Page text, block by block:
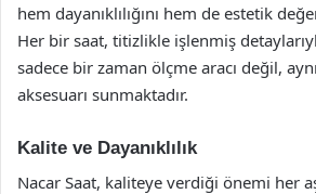
hem dayanıklılığını hem de estetik
Her bir saat, titizlikle işlenmiş
sadece bir zaman ölçme aracı değil,
aksesuarı sunmaktadır.
Kalite ve Dayanıklılık
Nacar Saat, kaliteye verdiği önemi her